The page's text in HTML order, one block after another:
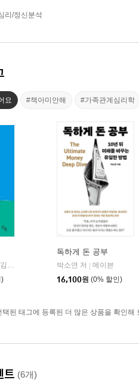
리/정신분석
요 #책아미안해 #가족관계심리학
프리드리히 니체 저/김철 편역
)
독하게 돈 공부
박소연 저
메이븐
16,100원 (0% 할인)
택된 태그에 등록된 더 많은 상품을 확인해
트 (6개)